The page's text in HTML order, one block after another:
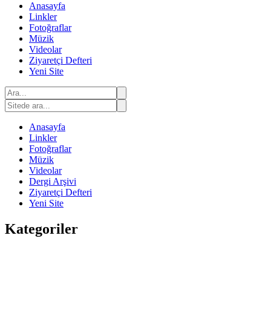
Anasayfa
Linkler
Fotoğraflar
Müzik
Videolar
Ziyaretçi Defteri
Yeni Site
Anasayfa
Linkler
Fotoğraflar
Müzik
Videolar
Dergi Arşivi
Ziyaretçi Defteri
Yeni Site
Kategoriler